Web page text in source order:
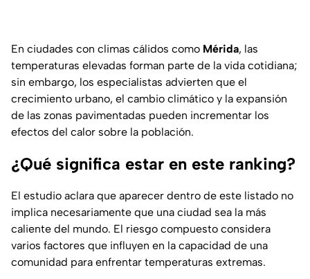
En ciudades con climas cálidos como Mérida, las
temperaturas elevadas forman parte de la vida cotidiana;
sin embargo, los especialistas advierten que el
crecimiento urbano, el cambio climático y la expansión
de las zonas pavimentadas pueden incrementar los
efectos del calor sobre la población.
¿Qué significa estar en este ranking?
El estudio aclara que aparecer dentro de este listado no
implica necesariamente que una ciudad sea la más
caliente del mundo. El riesgo compuesto considera
varios factores que influyen en la capacidad de una
comunidad para enfrentar temperaturas extremas.